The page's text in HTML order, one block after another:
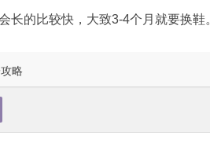
略
长的比较快，大致3-4个月就要换鞋